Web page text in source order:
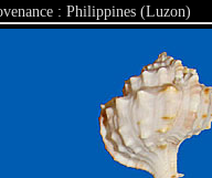
: Philippines (Luzon)
: 71.8 mm